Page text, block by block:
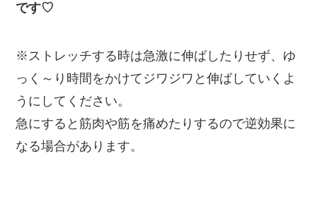
です♡
※ストレッチする時は急激に伸ばしたりせず、ゆ
っく～り時間をかけてジワジワと伸ばしていくよ
うにしてください。
急にすると筋肉や筋を痛めたりするので逆効果に
なる場合があります。